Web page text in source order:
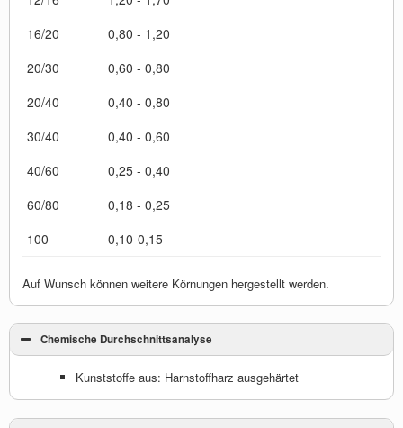
16/20
0,80 - 1,20
20/30
0,60 - 0,80
20/40
0,40 - 0,80
30/40
0,40 - 0,60
40/60
0,25 - 0,40
60/80
0,18 - 0,25
100
0,10-0,15
Auf Wunsch können weitere Körnungen hergestellt werden.
Chemische Durchschnittsanalyse
Kunststoffe aus: Harnstoffharz ausgehärtet